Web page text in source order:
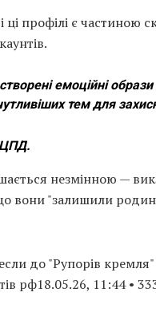
ці профілі є частиною
емоційні
тем для
ЦПД.
незмінною —
вони "залишили
до "Рупорів
рф18.05.26, 11:44 •